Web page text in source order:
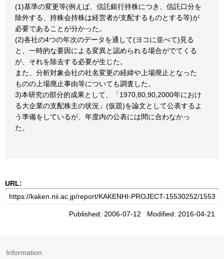
(1)基準の変更等(例えば、信託銀行持株につき、信託口分を
除外する、持株会持株は経営者が支配するものとする等)が
必要であることが分かった。
(2)各社の4つの年次のデータを通して(ヨコに並べて)見る
と、一時的な要因による変異と認められる場合がでてくる
が、それを除去する必要が生じた。
また、分析対象会社の社名変更の経緯や上場廃止となった
ものの上場廃止事由等についても調査した。
3)本研究の部分的成果として、「1970,80,90,2000年におけ
る大企業の支配株主の状況」(仮題)を論文として公表するよ
う準備をしているが、年度内の公表には間に合わなかっ
た。
URL:
Published: 2006-07-12 Modified: 2016-04-21
Information